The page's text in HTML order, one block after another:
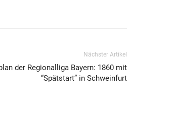
Nächster Artikel
der Regionalliga Bayern: 1860 mit
“Spätstart” in Schweinfurt